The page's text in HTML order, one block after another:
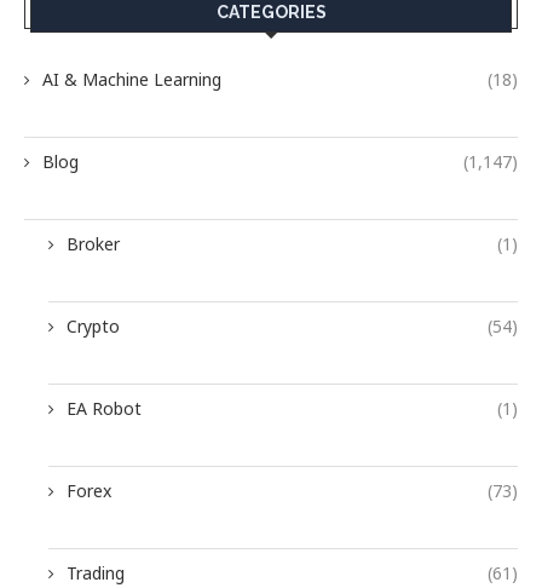
CATEGORIES
AI & Machine Learning (18)
Blog (1,147)
Broker (1)
Crypto (54)
EA Robot (1)
Forex (73)
Trading (61)